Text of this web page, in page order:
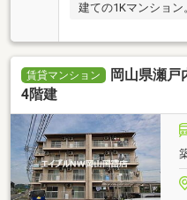
建ての1Kマンション
賃貸マンション
岡山県瀬戸
4階建